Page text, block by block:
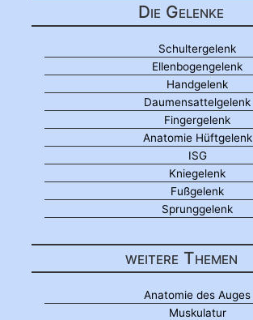
Die Gelenke
Schultergelenk
Ellenbogengelenk
Handgelenk
Daumensattelgelenk
Fingergelenk
Anatomie Hüftgelenk
ISG
Kniegelenk
Fußgelenk
Sprunggelenk
weitere Themen
Anatomie des Auges
Muskulatur